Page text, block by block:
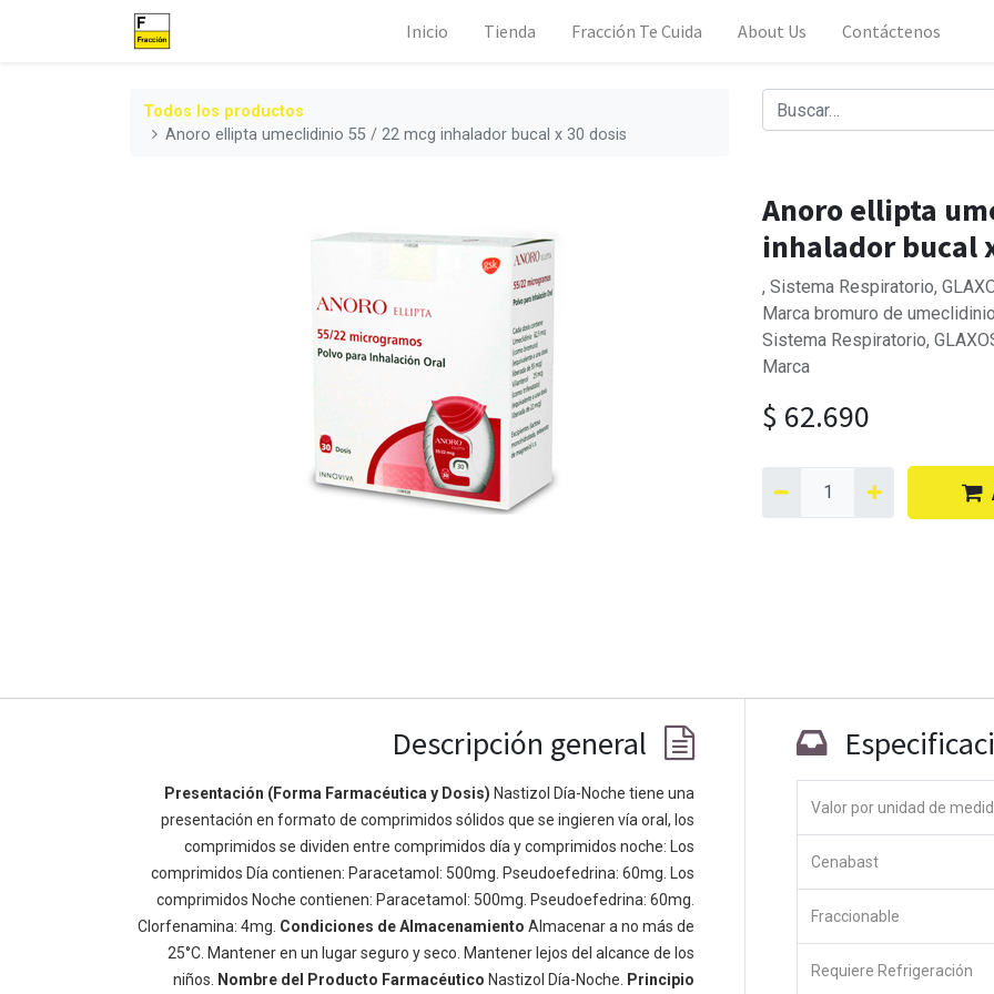
Inicio Tienda Fracción Te Cuida About Us Contáctenos
Todos los productos
Anoro ellipta umeclidinio 55 / 22 mcg inhalador bucal x 30 dosis
Anoro ellipta
inhalador bucal
, Sistema Respiratorio,
Marca bromuro de
Sistema Respiratorio,
Marca
$ 62.690
Descripción general
Presentación (Forma Farmacéutica y Dosis) Nastizol Día-Noche tiene una
presentación en formato de comprimidos sólidos que se ingieren vía oral, los
comprimidos se dividen entre comprimidos día y comprimidos noche: Los
comprimidos Día contienen: Paracetamol: 500mg. Pseudoefedrina: 60mg. Los
comprimidos Noche contienen: Paracetamol: 500mg. Pseudoefedrina: 60mg.
Clorfenamina: 4mg. Condiciones de Almacenamiento Almacenar a no más de
25°C. Mantener en un lugar seguro y seco. Mantener lejos del alcance de los
niños.
Nombre del Producto Farmacéutico Nastizol Día-Noche. Principio
Valor por unidad de
Cenabast
Fraccionable
Requiere Refrigeración
Enlaces de Ínteres
Acerca de
Productos
Servicios
Legal
Política de privacidad
Acerca de
Somos un equipo de personas apasionadas cuyo objetivo es
mejorar la vida de todos a través de productos disruptivos.
Construimos grandes productos para resolver sus problemas
de negocio. Nuestros productos están diseñados para
pequeñas y medianas empresas dispuestas a optimizar su
rendimiento.